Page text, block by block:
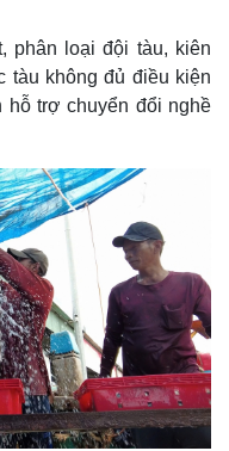
vàng
dùng
giá
khoán
cà phê
phân loại đội tàu, kiên
tàu không đủ điều kiện
hỗ trợ chuyển đổi nghề